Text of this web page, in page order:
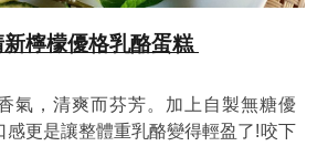
檸檬優格乳酪蛋糕
氣，清爽而芬芳。加上自製無糖優
感更是讓整體重乳酪變得輕盈了!咬下